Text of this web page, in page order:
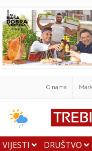
O nama
VIJESTI DRUŠTVO